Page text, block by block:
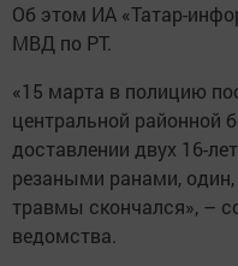
Об этом ИА «Татар-
МВД по РТ.
«15 марта в полицию
центральной районной
доставлении двух 16-
резаными ранами, один,
травмы скончался», –
ведомства.